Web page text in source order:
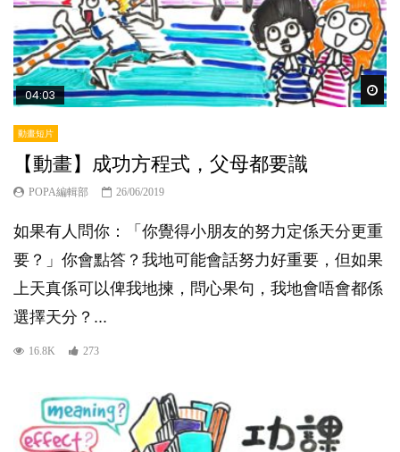
04:03
動畫短片
【動畫】成功方程式，父母都要識
POPA編輯部 26/06/2019
如果有人問你：「你覺得小朋友的努力定係天分更重
要？」你會點答？我地可能會話努力好重要，但如果
上天真係可以俾我地揀，問心果句，我地會唔會都係
選擇天分？...
16.8K 273